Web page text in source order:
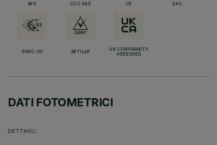
BIS CCC S&E CE EAC
ENEC-03 RETILAP
UK CONFORMITY
ASSESSED
DATI FOTOMETRICI
DETTAGLI